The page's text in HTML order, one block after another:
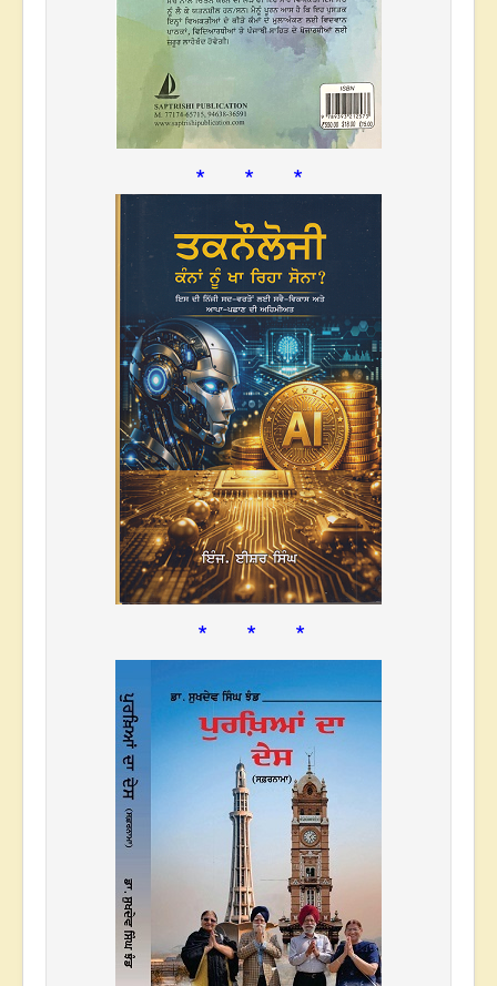
* * *
* * *